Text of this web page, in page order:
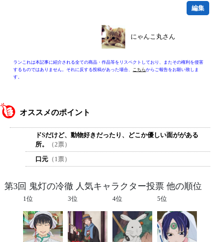
編集
にゃんこ丸さん
ランこれは本記事に紹介される全ての商品・作品等をリスペクトしており、またその権利を侵害
するものではありません。それに反する投稿があった場合、
こちらからご報告をお願い致しま
す。
オススメのポイント
ドSだけど、動物好きだったり、どこか優しい面ががある
所。
（2票）
口元 （1票）
第3回 鬼灯の冷徹 人気キャラクター投票 他の順位
1位 3位 4位 5位